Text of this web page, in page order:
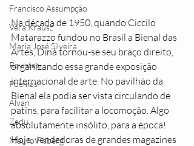
Francisco Assumpção
Vera Krausz
Maria José Silveira
Revistas
Poemas
Alvan
Zedu
Mauro Fisberg
Na década de 1950, quando Ciccilo
Matarazzo fundou no Brasil a Bienal das
Artes, Diná tornou-se seu braço direito,
organizando essa grande exposição
internacional de arte. No pavilhão da
Bienal ela podia ser vista circulando de
patins, para facilitar a locomoção. Algo
absolutamente insólito, para a época!
Hoje, vendedoras de grandes magazines